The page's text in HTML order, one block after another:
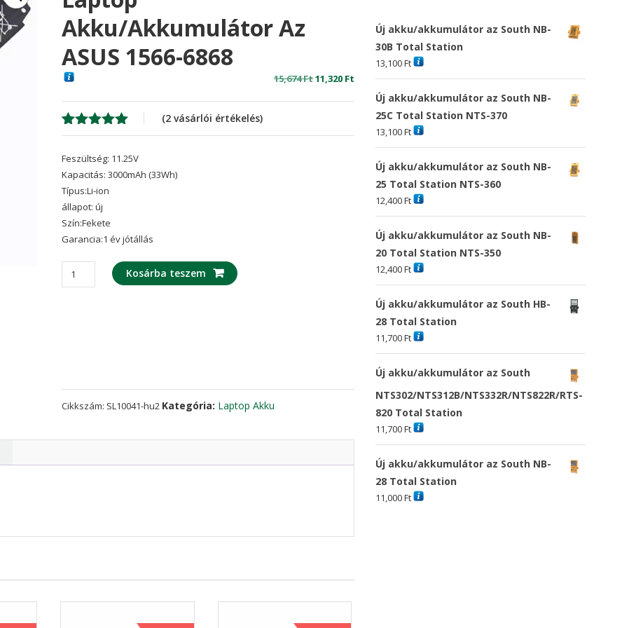
Akku/akkumulátor Az
ASUS 1566-6868
15,674FtOriginal
11,320 Ft Current
price
11,320 Ft
Értékelés
ből,
2
értékelés
alapján
(2vásárlói értékelés)
Feszültség: 11.25V
Kapacitás: 3000mAh (33Wh)
Típus:Li-ion
állapot: új
Szín:Fekete
Garancia:1 év jótállás
laptop
akku/akkumulátor
Kosárba teszem
Cikkszám: SL10041-hu2 Kategória: Laptop Akku
Új akku/akkumulátor az South NB-
30B Total Station
13,100Ft
Új akku/akkumulátor az South NB-
25C Total Station NTS-370
13,100Ft
Új akku/akkumulátor az South NB-
25 Total Station NTS-360
12,400Ft
Új akku/akkumulátor az South NB-
20 Total Station NTS-350
12,400Ft
Új akku/akkumulátor az South HB-
28 Total Station
11,700Ft
Új akku/akkumulátor az South
NTS302/NTS312B/NTS332R/NTS822R/RTS-
820 Total Station
11,700Ft
Új akku/akkumulátor az South NB-
28 Total Station
11,000Ft